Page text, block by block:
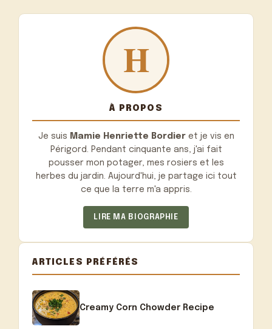
À PROPOS
Je suis Mamie Henriette Bordieret je vis en
Périgord. Pendant cinquante ans, j'ai fait
pousser mon potager, mes rosiers et les
herbes du jardin. Aujourd'hui, je partage ici tout
ce que la terre m'a appris.
LIRE MA BIOGRAPHIE
ARTICLES PRÉFÉRÉS
Creamy Corn Chowder Recipe